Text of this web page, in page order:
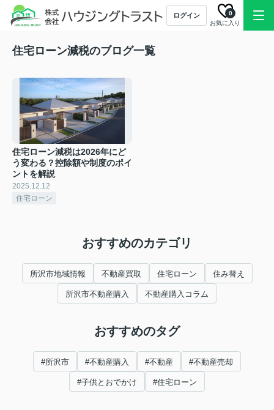
ログイン
お気に入り
0
住宅ローン減税のブログ一覧
住宅ローン減税は2026年にど
う変わる？控除額や制度のポイ
ントを解説
2025.12.12
住宅ローン
おすすめのカテゴリ
所沢市地域情報 不動産買取 住宅ローン 住み替え
所沢市不動産購入 不動産購入コラム
おすすめのタグ
#所沢市 #不動産購入 #不動産 #不動産売却
#子供とおでかけ #住宅ローン